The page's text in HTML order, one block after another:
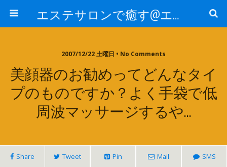
エステサロンで癒す@エステ～全国エステ情報
2007/12/22 土曜日 • No Comments
美顔器のお勧めってどんなタイ
プのものですか？よく手袋で低
周波マッサージするや…
Share Tweet Pin Mail SMS